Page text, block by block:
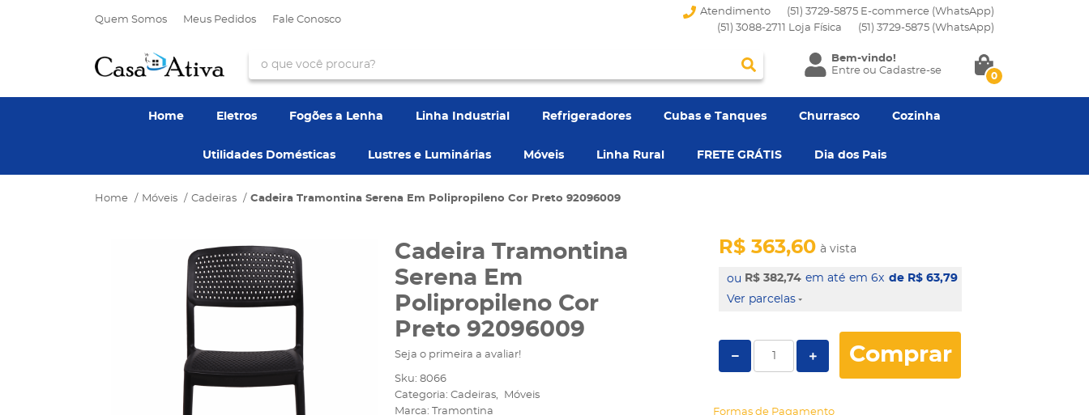
Quem Somos Meus Pedidos Fale Conosco
Atendimento
(51) 3729-5875 E-commerce (WhatsApp)
(51) 3088-2711 Loja Física
(51) 3729-5875 (WhatsApp)
Bem-vindo!
Entreou Cadastre-se 0
Home Eletros Fogões a Lenha Linha Industrial Refrigeradores Cubas e Tanques Churrasco Cozinha
Utilidades Domésticas Lustres e Luminárias Móveis Linha Rural FRETE GRÁTIS Dia dos Pais
Home Móveis Cadeiras Cadeira Tramontina Serena Em Polipropileno Cor Preto 92096009
Cadeira Tramontina
Serena Em
Polipropileno Cor
Preto 92096009
Seja o primeira a avaliar!
Sku: 8066
Categoria: Cadeiras
Móveis
Marca: Tramontina
R$ 382,74
R$ 363,60 à vista
em 6x de R$ 63,79
Ver parcelas
Comprar
Formas de Pagamento